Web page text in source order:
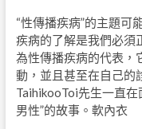
“性傳播疾病”的主題可
疾病的了解是我們必須
為性傳播疾病的代表，
動，並且甚至在自己的
TaihikooToi先生一直
男性”的故事。軟內衣